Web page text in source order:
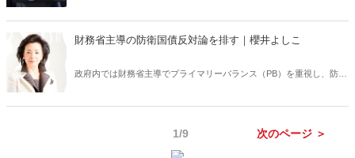
財務省主導の防衛国債反対論を排す｜櫻井よしこ
政府内では財務省主導でプライマリーバランス（PB）を重視し、防衛
1/9 次のページ ＞